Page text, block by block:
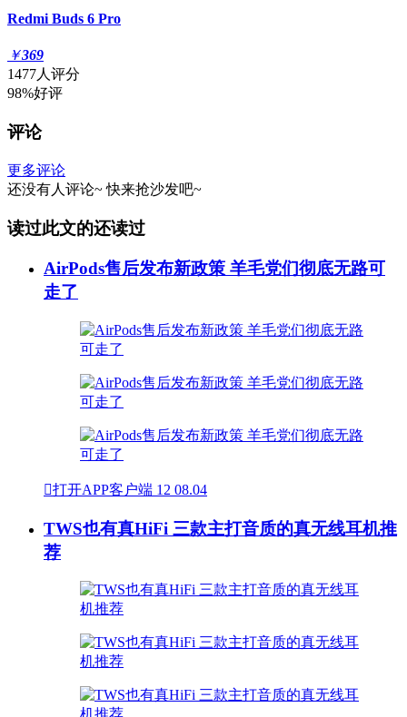
Redmi Buds 6 Pro
￥369
1477人评分
98%好评
评论
更多评论
还没有人评论~ 快来抢沙发吧~
读过此文的还读过
AirPods售后发布新政策 羊毛党们彻底无路可
走了
打开APP客户端 12 08.04
TWS也有真HiFi 三款主打音质的真无线耳机推
荐